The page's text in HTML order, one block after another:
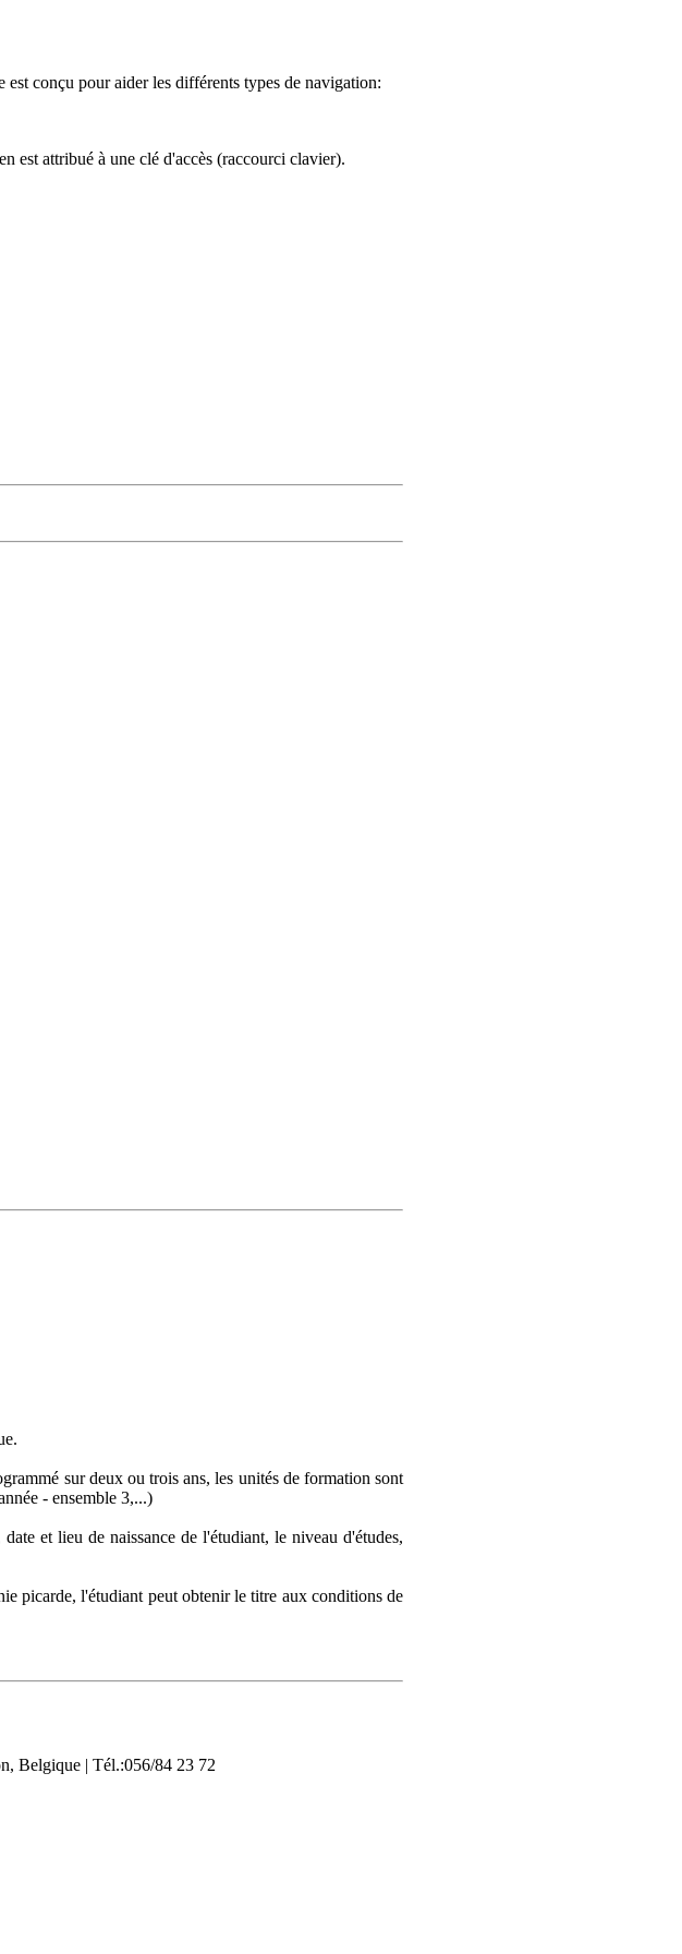
est conçu pour aider les différents types de navigation:
est attribué à une clé d'accès (raccourci clavier).
sur deux ou trois ans, les unités de formation sont
- ensemble 3,...)
et lieu de naissance de l'étudiant, le niveau d'études,
picarde, l'étudiant peut obtenir le titre aux conditions de
Belgique | Tél.:056/84 23 72